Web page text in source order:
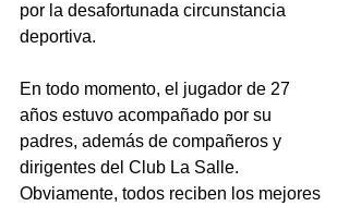
por la desafortunada circunstancia
deportiva.
En todo momento, el jugador de 27
años estuvo acompañado por su
padres, además de compañeros y
dirigentes del Club La Salle.
Obviamente, todos reciben los mejores